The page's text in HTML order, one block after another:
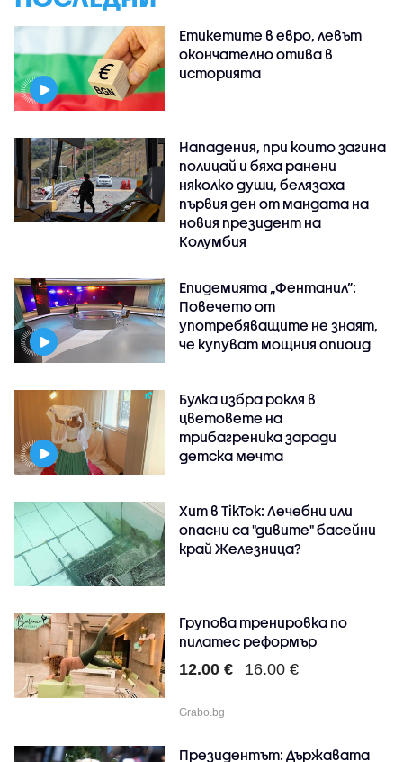
Етикетите в евро, левът
окончателно отива в
историята
Нападения, при които загина
полицай и бяха ранени
няколко души, белязаха
първия ден от мандата на
новия президент на
Колумбия
Епидемията „Фентанил”:
Повечето от
употребяващите не знаят,
че купуват мощния опиоид
Булка избра рокля в
цветовете на
трибагреника заради
детска мечта
Хит в TikTok: Лечебни или
опасни са "дивите" басейни
край Железница?
Групова тренировка по
пилатес реформър
12.00 € 16.00 €
Grabo.bg
Президентът: Държавата